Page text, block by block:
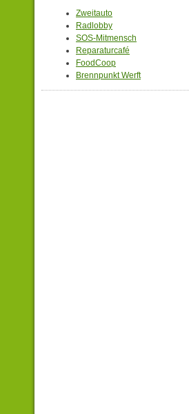
Zweitauto
Radlobby
SOS-Mitmensch
Reparaturcafé
FoodCoop
Brennpunkt Werft